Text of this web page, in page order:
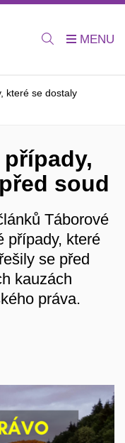
které se dostaly
soud
Táborové
případy, které
se před
kauzách
práva.